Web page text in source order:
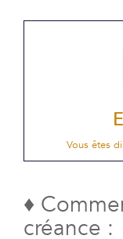
Vous êtes
♦
créance :